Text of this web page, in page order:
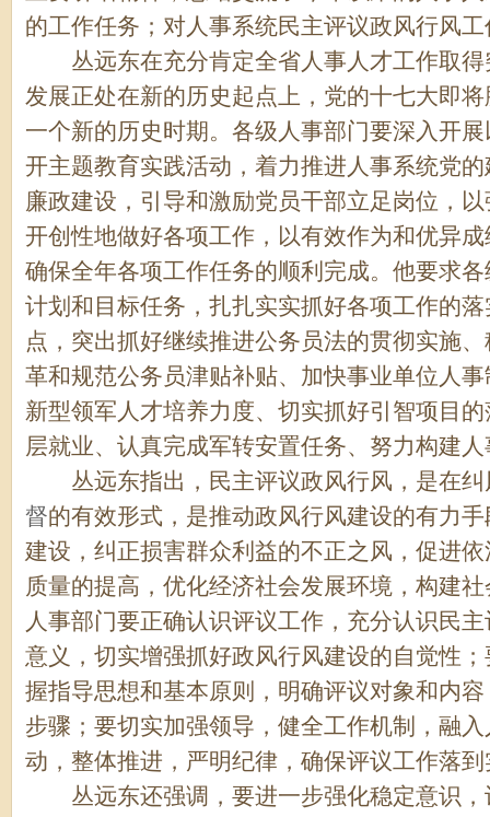
的工作任务；对人事系统民主评议政风行风
丛远东在充分肯定全省人事人才工作取得
发展正处在新的历史起点上，党的十七大即
一个新的历史时期。各级人事部门要深入开
开主题教育实践活动，着力推进人事系统党
廉政建设，引导和激励党员干部立足岗位，
开创性地做好各项工作，以有效作为和优异
确保全年各项工作任务的顺利完成。他要求
计划和目标任务，扎扎实实抓好各项工作的
点，突出抓好继续推进公务员法的贯彻实施
革和规范公务员津贴补贴、加快事业单位人
新型领军人才培养力度、切实抓好引智项目
层就业、认真完成军转安置任务、努力构建
丛远东指出，民主评议政风行风，是在纠
督的有效形式，是推动政风行风建设的有力
建设，纠正损害群众利益的不正之风，促进
质量的提高，优化经济社会发展环境，构建
人事部门要正确认识评议工作，充分认识民
意义，切实增强抓好政风行风建设的自觉性
握指导思想和基本原则，明确评议对象和内
步骤；要切实加强领导，健全工作机制，融
动，整体推进，严明纪律，确保评议工作落
丛远东还强调，要进一步强化稳定意识，